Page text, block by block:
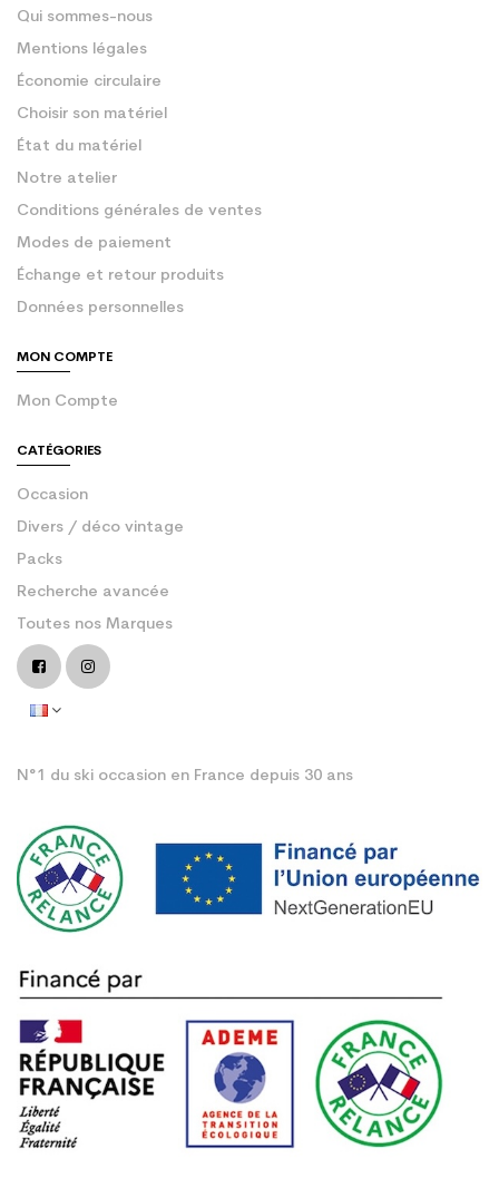
Qui sommes-nous
Mentions légales
Économie circulaire
Choisir son matériel
État du matériel
Notre atelier
Conditions générales de ventes
Modes de paiement
Échange et retour produits
Données personnelles
MON COMPTE
Mon Compte
CATÉGORIES
Occasion
Divers / déco vintage
Packs
Recherche avancée
Toutes nos Marques
N°1 du ski occasion en France depuis 30 ans